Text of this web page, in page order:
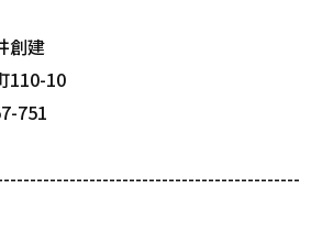
創建
110-10
751